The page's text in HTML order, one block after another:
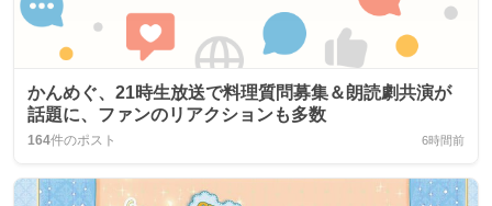
かんめぐ、21時生放送で料理質問募集＆朗読劇共演が
話題に、ファンのリアクションも多数
164件のポスト 6時間前